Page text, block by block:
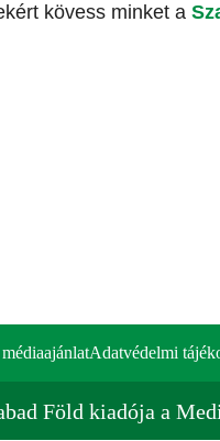
kövess minket a
Adatvédelmi
Föld kiadója a